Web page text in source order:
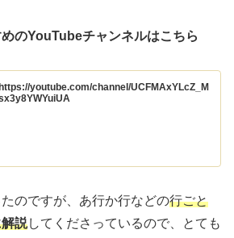
のYouTubeチャンネルはこちら
youtube.com/channel/UCFMAxYLcZ_M
のですが、あ行か行などの行ごと
説してくださっているので、とても